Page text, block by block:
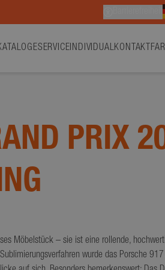
SERVICEINDIVIDUALKONTAKT
PRIX
Möbelstück – sie ist eine rollende,
wurde das Porsche